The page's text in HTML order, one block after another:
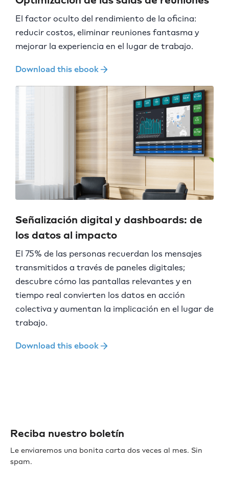
El factor oculto del rendimiento de la oficina:
reducir costos, eliminar reuniones fantasma y
mejorar la experiencia en el lugar de trabajo.
Download this ebook
Señalización digital y dashboards: de
los datos al impacto
El 75% de las personas recuerdan los mensajes
transmitidos a través de paneles digitales;
descubre cómo las pantallas relevantes y en
tiempo real convierten los datos en acción
colectiva y aumentan la implicación en el lugar de
trabajo.
Download this ebook
Reciba nuestro boletín
Le enviaremos una bonita carta dos veces al mes. Sin
spam.